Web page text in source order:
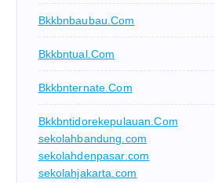
Bkkbnbaubau.com
Bkkbntual.com
Bkkbnternate.com
Bkkbntidorekepulauan.com
sekolahbandung.com
sekolahdenpasar.com
sekolahjakarta.com